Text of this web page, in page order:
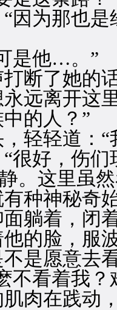
为那也是
是他…。”
了她的话
远离开这
的人？”
轻道：“
好，伤们
。这里虽
种神秘奇
面躺着，
的脸，服
是愿意去
不看着我
在践动，